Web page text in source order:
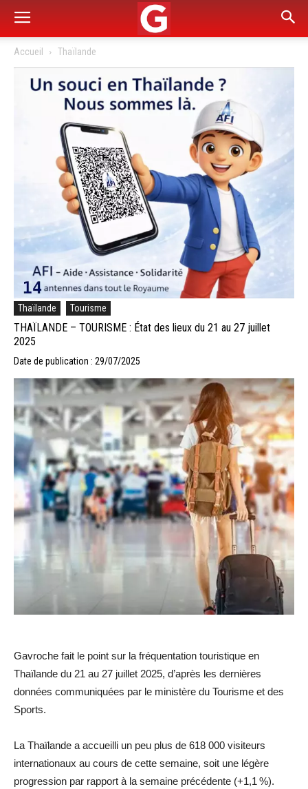
Accueil Thaïlande
Thaïlande Tourisme
THAÏLANDE – TOURISME : État des lieux du 21 au 27 juillet
2025
Date de publication : 29/07/2025
Gavroche fait le point sur la fréquentation touristique en
Thaïlande du 21 au 27 juillet 2025, d’après les dernières
données communiquées par le ministère du Tourisme et des
Sports.
La Thaïlande a accueilli un peu plus de 618 000 visiteurs
internationaux au cours de cette semaine, soit une légère
progression par rapport à la semaine précédente (+1,1 %).